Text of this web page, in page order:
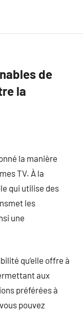
de
la
la manière
TV. À la
qui utilise des
les
une
qu’elle offre à
aux
préférées à
pouvez